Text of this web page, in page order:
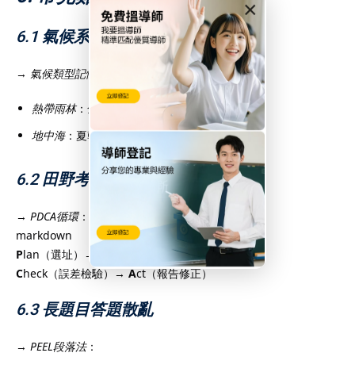
×
6.1 氣候系統混淆
→ 氣候類型記憶法
熱帶雨林：全年高溫多雨（亞馬遜）
地中海：夏乾冬雨（意大利）
6.2 田野考察失焦
→ PDCA循環：
markdown
Plan（選址）→
o（數據收集）
Check（誤差檢驗）→Act（報告修正）
6.3 長題目答題散亂
→ PEEL段落法：